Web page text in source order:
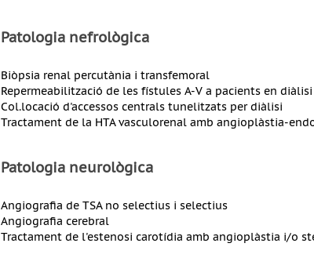
Patologia nefrològica
Biòpsia renal percutània i transfemoral
Repermeabilització de les fístules A-V a pacients en diàlisi
Col.locació d'accessos centrals tunelitzats per diàlisi
Tractament de la HTA vasculorenal amb angioplàstia-
Patologia neurològica
Angiografia de TSA no selectius i selectius
Angiografia cerebral
Tractament de l'estenosi carotídia amb angioplàstia i/o